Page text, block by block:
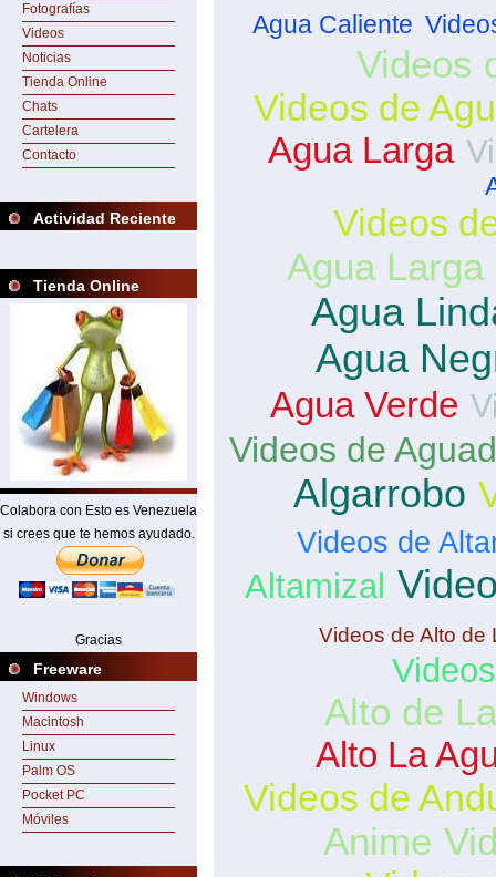
Fotografías
Videos
Noticias
Tienda Online
Chats
Cartelera
Contacto
Actividad Reciente
Tienda Online
Colabora con Esto es Venezuela
si crees que te hemos ayudado.
Gracias
Freeware
Windows
Macintosh
Linux
Palm OS
Pocket PC
Móviles
Agua Caliente
Videos
Videos de
Agua Larga
Videos
Agua
Agua
Agua
Agua Verde
Videos de
Algarrobo
Videos de
Altamizal
Videos de Alto de
Alto de
Alto La
Videos de
Anime